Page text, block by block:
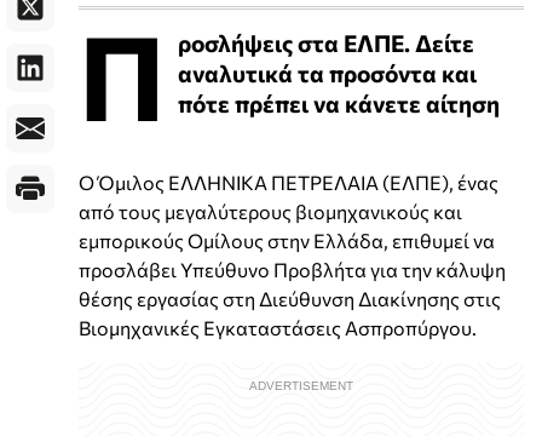
Π
ροσλήψεις στα ΕΛΠΕ. Δείτε
αναλυτικά τα προσόντα και
πότε πρέπει να κάνετε αίτηση
Ο Όμιλος ΕΛΛΗΝΙΚΑ ΠΕΤΡΕΛΑΙΑ (ΕΛΠΕ), ένας
από τους μεγαλύτερους βιομηχανικούς και
εμπορικούς Ομίλους στην Ελλάδα, επιθυμεί να
προσλάβει Υπεύθυνο Προβλήτα για την κάλυψη
θέσης εργασίας στη Διεύθυνση Διακίνησης στις
Βιομηχανικές Εγκαταστάσεις Ασπροπύργου.